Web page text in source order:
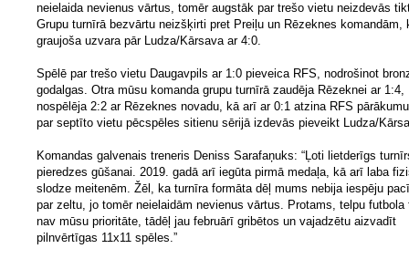
neielaida nevienus vārtus, tomēr augstāk par trešo vietu neizdevās
Grupu turnīrā bezvārtu neizšķirti pret Preiļu un Rēzeknes komandām,
graujoša uzvara pār Ludza/Kārsava ar 4:0.
Spēlē par trešo vietu Daugavpils ar 1:0 pieveica RFS, nodrošinot
godalgas. Otra mūsu komanda grupu turnīrā zaudēja Rēzeknei ar 1:4,
nospēlēja 2:2 ar Rēzeknes novadu, kā arī ar 0:1 atzina RFS
par septīto vietu pēcspēles sitienu sērijā izdevās pieveikt Ludza/
Komandas galvenais treneris Deniss Sarafaņuks: “Ļoti lietderīgs
pieredzes gūšanai. 2019. gadā arī iegūta pirmā medaļa, kā arī laba
slodze meitenēm. Žēl, ka turnīra formāta dēļ mums nebija iespēju
par zeltu, jo tomēr neielaidām nevienus vārtus. Protams, telpu futbola
nav mūsu prioritāte, tādēļ jau februārī gribētos un vajadzētu aizvadīt
pilnvērtīgas 11x11 spēles.”